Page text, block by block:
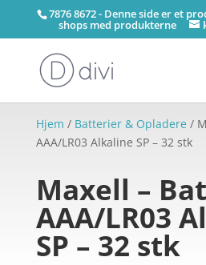
7876 8672 - Denne side er et
shops med produkterne
Hjem / Batterier & Opladere /
AAA/LR03 Alkaline SP – 32 stk
Maxell –
AAA/LR03
SP – 32 stk